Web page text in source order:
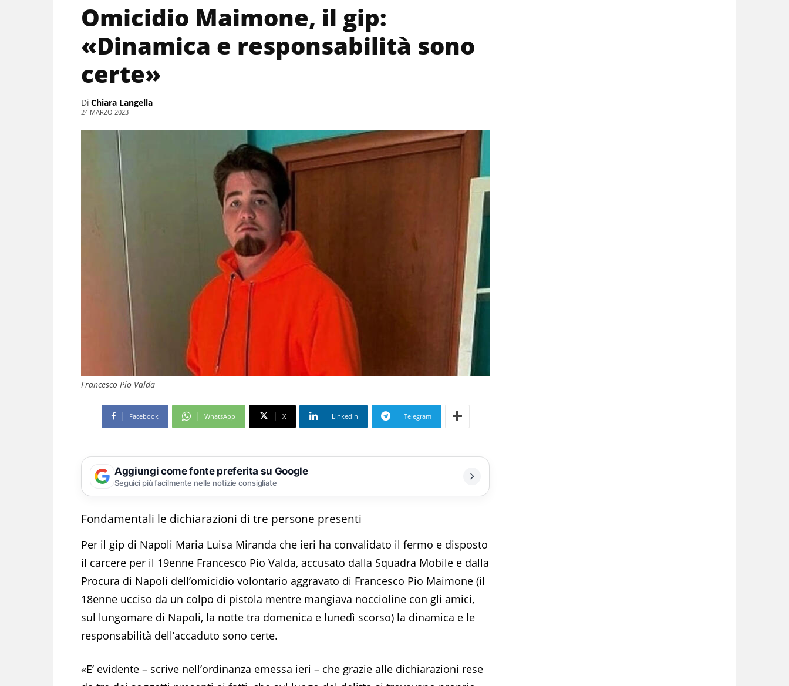
Omicidio Maimone, il gip:
«Dinamica e responsabilità sono
certe»
Di Chiara Langella
24 MARZO 2023
Francesco Pio Valda
Facebook WhatsApp X Linkedin Telegram
Aggiungi come fonte preferita su Google
Seguici più facilmente nelle notizie consigliate
Fondamentali le dichiarazioni di tre persone presenti
Per il gip di Napoli Maria Luisa Miranda che ieri ha convalidato il fermo e disposto
il carcere per il 19enne Francesco Pio Valda, accusato dalla Squadra Mobile e dalla
Procura di Napoli dell’omicidio volontario aggravato di Francesco Pio Maimone (il
18enne ucciso da un colpo di pistola mentre mangiava noccioline con gli amici,
sul lungomare di Napoli, la notte tra domenica e lunedì scorso) la dinamica e le
responsabilità dell’accaduto sono certe.
«E’ evidente – scrive nell’ordinanza emessa ieri – che grazie alle dichiarazioni rese